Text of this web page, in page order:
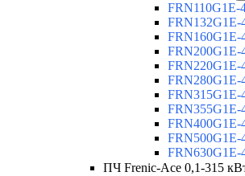
FRN110G1E-
FRN132G1E-
FRN160G1E-
FRN200G1E-
FRN220G1E-
FRN280G1E-
FRN315G1E-
FRN355G1E-
FRN400G1E-
FRN500G1E-
FRN630G1E-
ПЧ Frenic-Ace 0,1-315